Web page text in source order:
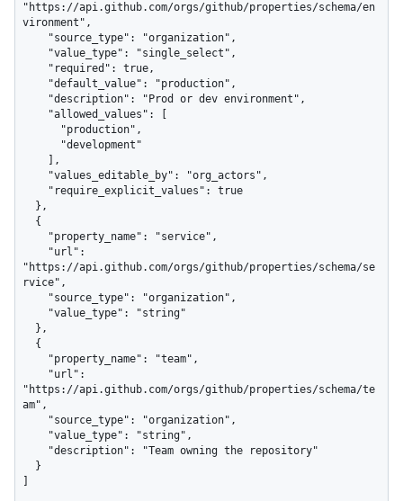
"https://api.github.com/orgs/github/properties/schema/en
vironment",
"https://api.github.com/orgs/github/properties/schema/se
rvice",
"https://api.github.com/orgs/github/properties/schema/te
am",